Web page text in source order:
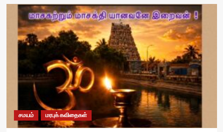
சமயம் மரபுக் கவிதைகள்